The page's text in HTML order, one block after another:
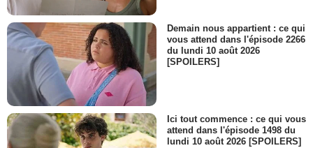
Demain nous appartient : ce qui
vous attend dans l'épisode 2266
du lundi 10 août 2026
[SPOILERS]
Ici tout commence : ce qui vous
attend dans l'épisode 1498 du
lundi 10 août 2026 [SPOILERS]